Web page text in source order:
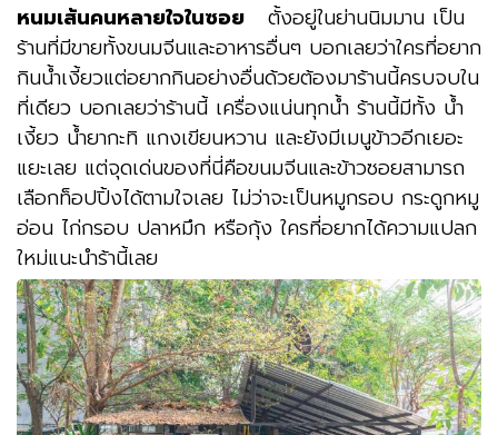
หนมเส้นคนหลายใจในซอย ตั้งอยู่ในย่านนิมมาน เป็น
ร้านที่มีขายทั้งขนมจีนและอาหารอื่นๆ บอกเลยว่าใครที่อยาก
กินน้ำเงี้ยวแต่อยากกินอย่างอื่นด้วยต้องมาร้านนี้ครบจบใน
ที่เดียว บอกเลยว่าร้านนี้ เครื่องแน่นทุกน้ำ ร้านนี้มีทั้ง น้ำ
เงี้ยว น้ำยากะทิ แกงเขียนหวาน และยังมีเมนูข้าวอีกเยอะ
แยะเลย แต่จุดเด่นของที่นี่คือขนมจีนและข้าวซอยสามารถ
เลือกท็อปปิ้งได้ตามใจเลย ไม่ว่าจะเป็นหมูกรอบ กระดูกหมู
อ่อน ไก่กรอบ ปลาหมึก หรือกุ้ง ใครที่อยากได้ความแปลก
ใหม่แนะนำร้านี้เลย